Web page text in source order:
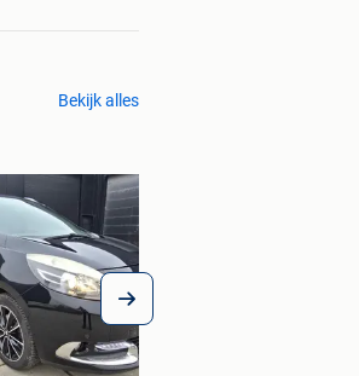
Bekijk alles